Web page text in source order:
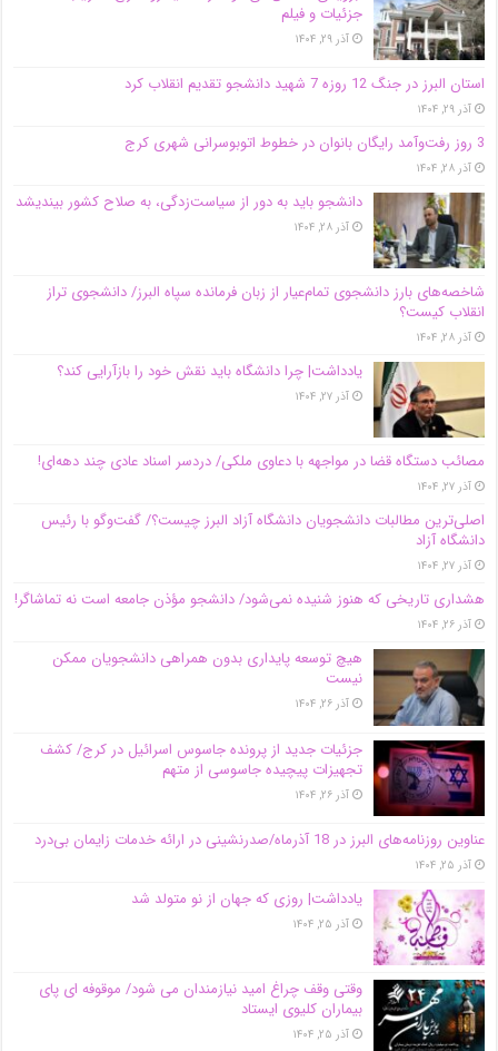
جزئیات و فیلم
آذر ۲۹, ۱۴۰۴
استان البرز در جنگ 12 روزه 7 شهید دانشجو تقدیم انقلاب کرد
آذر ۲۹, ۱۴۰۴
3 روز رفت‌وآمد رایگان بانوان در خطوط اتوبوسرانی شهری کرج
آذر ۲۸, ۱۴۰۴
دانشجو باید به دور از سیاست‌زدگی، به صلاح کشور بیندیشد
آذر ۲۸, ۱۴۰۴
شاخصه‌های بارز دانشجوی تمام‌عیار از زبان فرمانده سپاه البرز/ دانشجوی تراز
انقلاب کیست؟
آذر ۲۸, ۱۴۰۴
یادداشت| چرا دانشگاه باید نقش خود را بازآرایی کند؟
آذر ۲۷, ۱۴۰۴
مصائب دستگاه قضا در مواجهه با دعاوی ملکی/ دردسر اسناد عادی چند‌ دهه‌ای!
آذر ۲۷, ۱۴۰۴
اصلی‌ترین مطالبات دانشجویان دانشگاه آزاد البرز چیست؟/ گفت‌وگو با رئیس
دانشگاه آز‌اد
آذر ۲۷, ۱۴۰۴
هشداری تاریخی که هنوز شنیده نمی‌شود/ دانشجو مؤذن جامعه است نه تماشاگر!
آذر ۲۶, ۱۴۰۴
هیچ توسعه پایداری بدون همراهی دانشجویان ممکن
نیست
آذر ۲۶, ۱۴۰۴
جزئیات جدید از پرونده جاسوس اسرائیل در کرج/‌ کشف
تجهیزات پیچیده جاسوسی از متهم
آذر ۲۶, ۱۴۰۴
عناوین روزنامه‌های البرز در ‌18 آذرماه/صدرنشینی در ارائه خدمات زایمان بی‌درد
آذر ۲۵, ۱۴۰۴
یادداشت| روزی که جهان از نو متولد شد
آذر ۲۵, ۱۴۰۴
وقتی وقف چراغ امید نیازمندان می شود/ موقوفه ای پای
بیماران کلیوی ایستاد
آذر ۲۵, ۱۴۰۴